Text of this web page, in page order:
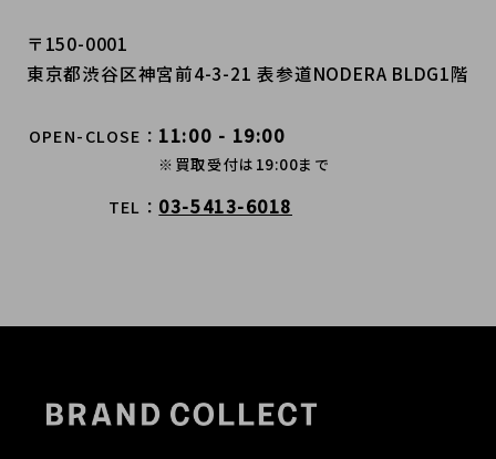
〒150-0001
東京都渋谷区神宮前4-3-21 表参道NODERA BLDG1階
OPEN-CLOSE 11:00 - 19:00
※買取受付は19:00まで
TEL 03-5413-6018